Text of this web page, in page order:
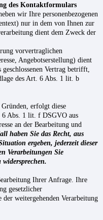
des Kontaktformulars
wir Ihre personenbezogenen
nur in dem von Ihnen zur
dient dem Zweck der
vorvertraglichen
Angebotserstellung) dient
Vertrag betrifft,
des Art. 6 Abs. 1 lit. b
erfolgt diese
6 Abs. 1 lit. f DSGVO aus
an der Bearbeitung und
haben Sie das Recht, aus
ergeben, jederzeit dieser
Verarbeitungen Sie
widersprechen.
Ihrer Anfrage. Ihre
gesetzlicher
weitergehenden Verarbeitung